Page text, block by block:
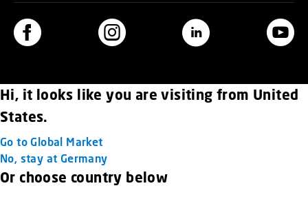
Hi, it looks like you are visiting from United
States.
Go to Global Market
No, stay at Germany
Or choose country below